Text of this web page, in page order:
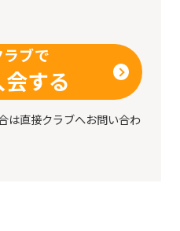
ラブで
する
は直接クラブへお問い合わ
service.
Automatic